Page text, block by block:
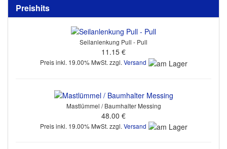
Preishits
Seilanlenkung Pull - Pull
11.15 €
Preis inkl. 19.00% MwSt. zzgl.Versand
Mastlümmel / Baumhalter Messing
48.00 €
Preis inkl. 19.00% MwSt. zzgl. Versand